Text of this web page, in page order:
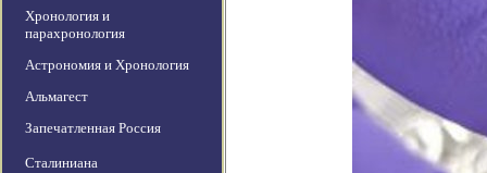
Хронология и
парахронология
Астрономия и Хронология
Альмагест
Запечатленная Россия
Сталиниана